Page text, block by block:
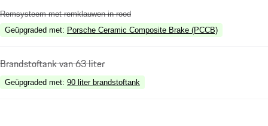
Remsysteem met remklauwen in rood
Geüpgraded met: Porsche Ceramic Composite Brake (PCCB)
Brandstoftank van 63 liter
Geüpgraded met: 90 liter brandstoftank